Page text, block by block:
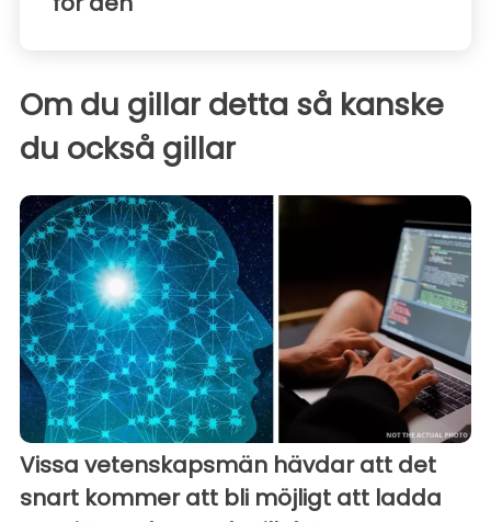
Om du gillar detta så kanske
du också gillar
Vissa vetenskapsmän hävdar att det
snart kommer att bli möjligt att ladda